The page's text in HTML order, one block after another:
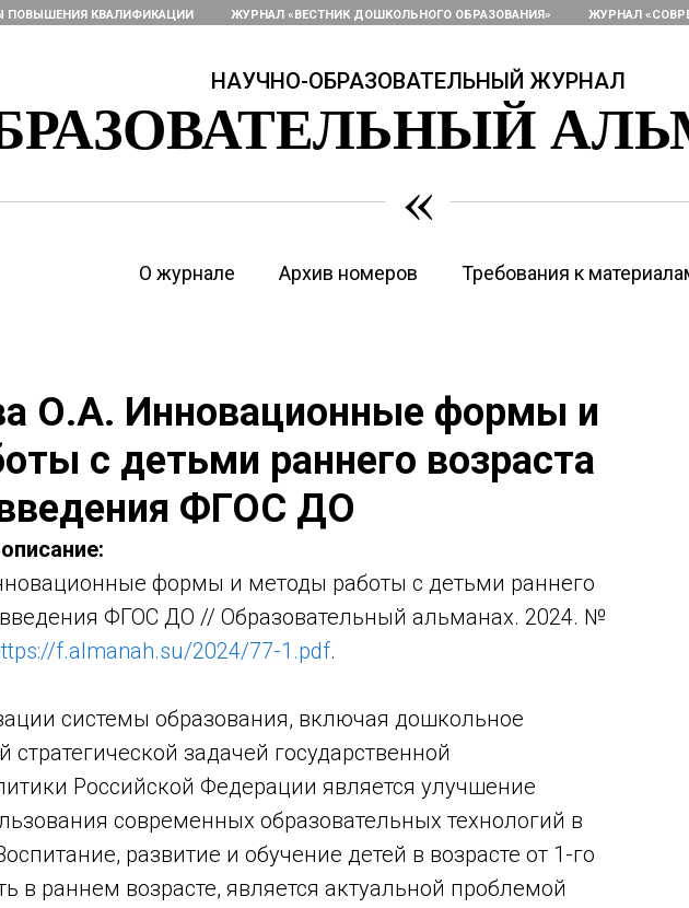
ПОВЫШЕНИЯ КВАЛИФИКАЦИИ ЖУРНАЛ «ВЕСТНИК ДОШКОЛЬНОГО ОБРАЗОВАНИЯ» ЖУРНАЛ
НАУЧНО-ОБРАЗОВАТЕЛЬНЫЙ ЖУРНАЛ
«
О журнале Архив номеров Требования к
О.А. Инновационные формы и
с детьми раннего возраста
ФГОС ДО
формы и методы работы с детьми раннего
введения ФГОС ДО // Образовательный альманах. 2024. №
f.almanah.su/2024/77-1.pdf.
системы образования, включая дошкольное
стратегической задачей государственной
Российской Федерации является улучшение
современных образовательных технологий в
развитие и обучение детей в возрасте от 1-го
в раннем возрасте, является актуальной проблемой